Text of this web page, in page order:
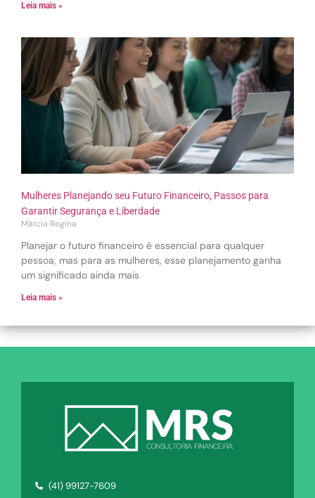
Leia mais »
Mulheres Planejando seu Futuro Financeiro, Passos para
Garantir Segurança e Liberdade
Márcia Regina
Planejar o futuro financeiro é essencial para qualquer
pessoa, mas para as mulheres, esse planejamento ganha
um significado ainda mais
Leia mais »
(41) 99127-7609